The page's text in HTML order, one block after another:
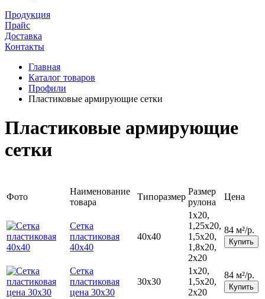
Продукция
Прайс
Доставка
Контакты
Главная
Каталог товаров
Профили
Пластиковые армирующие сетки
Пластиковые армирующие
сетки
Фото
Наименование
товара
Типоразмер
Размер
рулона
Цена
Сетка
пластиковая
40х40
40х40
1х20,
1,25х20,
1,5х20,
1,8х20,
2х20
84 м²/р.
Купить
Сетка
пластиковая
цена 30х30
30х30
1х20,
1,5х20,
2х20
84 м²/р.
Купить